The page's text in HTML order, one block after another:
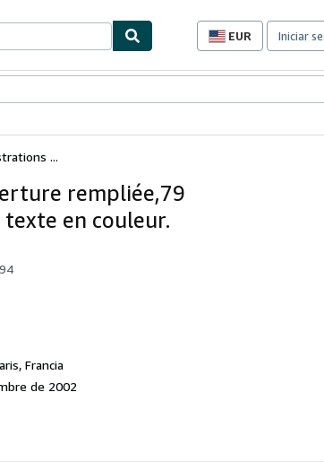
EUR
Preferencias
compra
sitio.
Iniciar
...
rempliée,79
en couleur.
Francia
de 2002